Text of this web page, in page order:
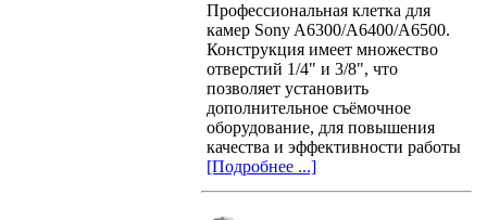
Профессиональная клетка для
камер Sony A6300/A6400/A6500.
Конструкция имеет множество
отверстий 1/4" и 3/8", что
позволяет установить
дополнительное съёмочное
оборудование, для повышения
качества и эффективности работы
[Подробнее ...]